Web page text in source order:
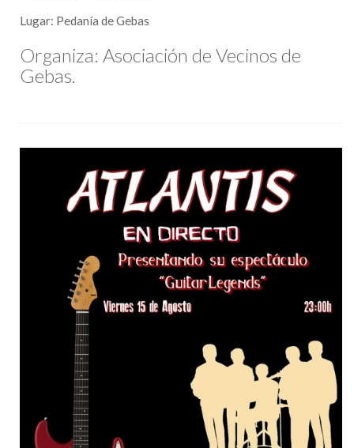
Lugar: Pedanía de Gebas
Organiza: Asociación de Vecinos de
Gebas.